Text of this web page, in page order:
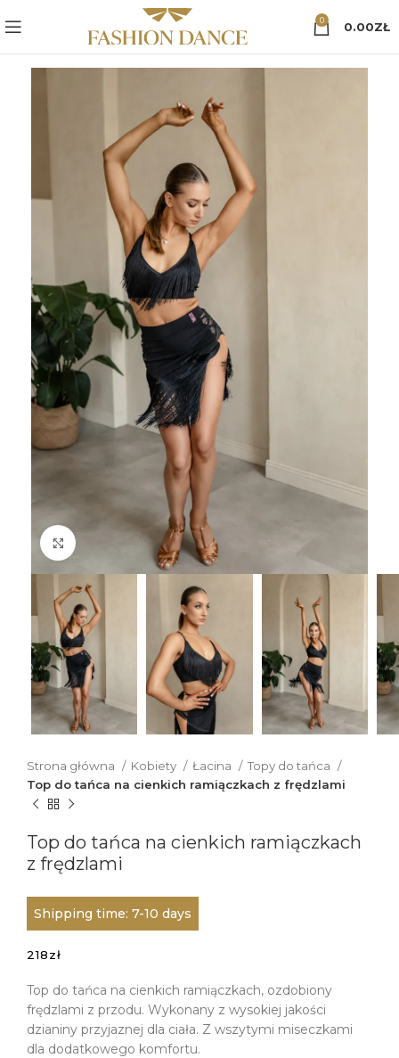
0 0.00ZŁ
Click to enlarge
Strona główna Kobiety Łacina
Topy do tańca
Top do tańca na cienkich ramiączkach z frędzlami
Top do tańca na cienkich ramiączkach
z frędzlami
Shipping time: 7-10 days
218zł
Top do tańca na cienkich ramiączkach, ozdobiony
frędzlami z przodu. Wykonany z wysokiej jakości
dzianiny przyjaznej dla ciała. Z wszytymi miseczkami
dla dodatkowego komfortu.